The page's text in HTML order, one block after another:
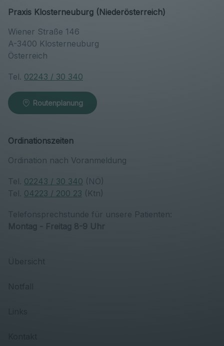
Praxis Klosterneuburg (Niederösterreich)
Wiener Straße 146
A-3400 Klosterneuburg
Österreich
Tel. 02243 / 30 340
Routenplanung
Ordinationszeiten
Ordination nach Voranmeldung
Tel. 02243 / 30 340 (NÖ)
Tel. 04223 / 200 23 (Ktn)
Telefonsprechstunde für unsere Patienten:
Montag - Freitag 8-9 Uhr
Übersicht
Notfall